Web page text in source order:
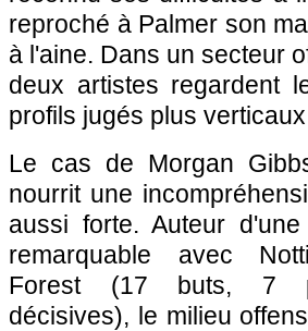
reproché à Palmer son
à l'aine. Dans un secteur
deux artistes regardent
profils jugés plus
Le cas de Morgan
nourrit une
aussi forte. Auteur d'une
remarquable avec
Forest (17 buts, 7
décisives), le milieu